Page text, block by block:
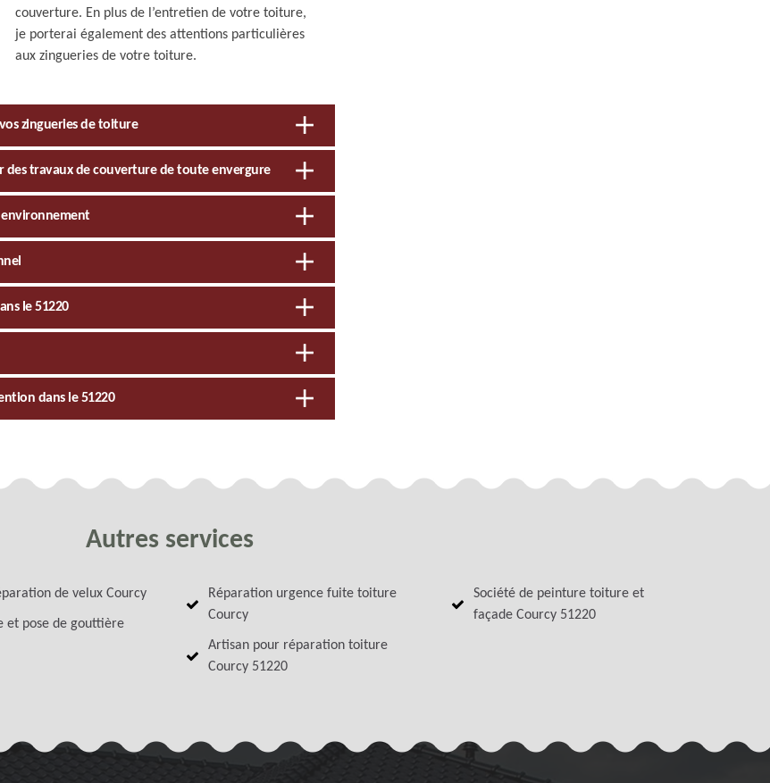
couverture. En plus de l’entretien de votre toiture,
je porterai également des attentions particulières
aux zingueries de votre toiture.
zingueries de toiture
des travaux de couverture de toute envergure
environnement
le 51220
dans le 51220
Autres services
de velux Courcy
et pose de gouttière
Réparation urgence fuite toiture
Courcy
Artisan pour réparation toiture
Courcy 51220
Société de peinture toiture et
façade Courcy 51220